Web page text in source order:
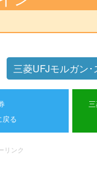
三菱UFJモルガン
戻る
リンク